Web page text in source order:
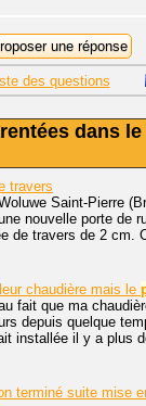
des questions
dans
travers
Saint-Pierre
nouvelle porte de
de travers de 2 cm.
chaudière mais le
fait que ma
depuis quelque
installée il y a plus
terminé suite mise